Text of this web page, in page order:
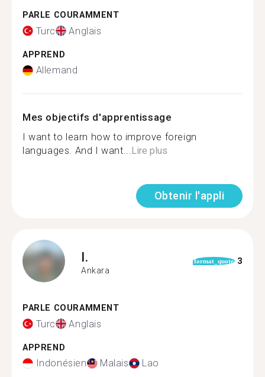
PARLE COURAMMENT
Turc Anglais
APPREND
Allemand
Mes objectifs d'apprentissage
I want to learn how to improve foreign
languages. And I want...Lire plus
Obtenir l'appli
I.
Ankara
format_quote 3
PARLE COURAMMENT
Turc Anglais
APPREND
Indonésien Malais Lao